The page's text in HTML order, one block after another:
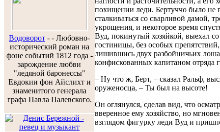
Водоворот - - Любовно-
исторический роман на
фоне событий 1812 года -
зарождение любви
"ледяной баронессы"
Евдокии фон Айслихт и
знаменитого генерала
графа Павла Палевского.
похищении леди. Бертуччо было не
сталкиваться со сварливой дамой,
укрощения, и некоторое время
Вуд, покинутый хозяйкой, выехал со
гостиницы, без особых препятствий,
лишившись двух разбойничьих
конфискованных капитаном отряда
– Ну что ж, Берт, – сказал Ральф,
оруженосца, – Ты был на высоте!
Он оглянулся, сделав вид, что
вверенное ему хозяйство, но
взглядом фигурку леди Вуд и